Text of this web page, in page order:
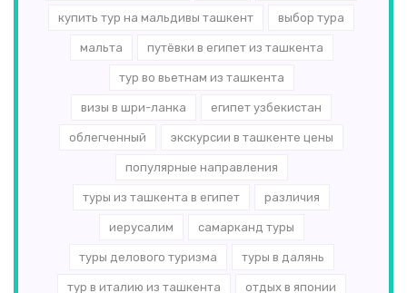
купить тур на мальдивы ташкент выбор тура
мальта путёвки в египет из ташкента
тур во вьетнам из ташкента
визы в шри-ланка египет узбекистан
облегченный экскурсии в ташкенте цены
популярные направления
туры из ташкента в египет различия
иерусалим самарканд туры
туры делового туризма туры в далянь
тур в италию из ташкента отдых в японии